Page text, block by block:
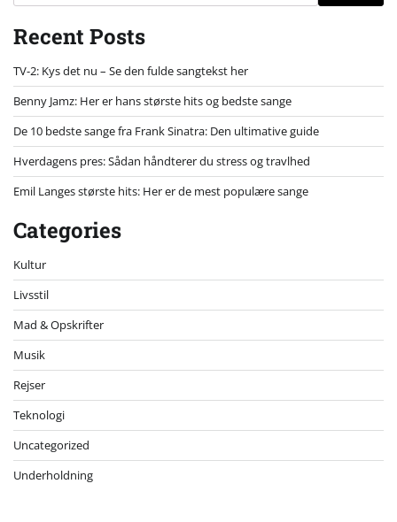
Recent Posts
TV-2: Kys det nu – Se den fulde sangtekst her
Benny Jamz: Her er hans største hits og bedste sange
De 10 bedste sange fra Frank Sinatra: Den ultimative guide
Hverdagens pres: Sådan håndterer du stress og travlhed
Emil Langes største hits: Her er de mest populære sange
Categories
Kultur
Livsstil
Mad & Opskrifter
Musik
Rejser
Teknologi
Uncategorized
Underholdning